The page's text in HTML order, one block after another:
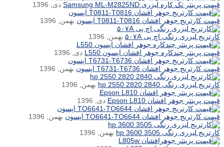
قیمت پرینتر تک کاره لیزری Samsung ML-M2825ND
دی, 1396
قیمت کارتریج جوهر افشان T0811-T0816 اپسون
بهمن, 1396
کارتریج لیزری رنگی اچ پی ۵۰۷A
بهمن, 1396
قیمت پرینتر چندکاره جوهر افشان اپسون L550
دی, 1396
قیمت کارتریج جوهر افشان T6731-T6736 اپسون
بهمن, 1396
کارتریج لیزری رنگی hp 2550 2820 2840
بهمن, 1396
قیمت پرینتر جوهر افشان Epson L810
دی, 1396
قیمت کارتریج جوهر افشان TO6641-TO6644 اپسون
بهمن, 1396
کارتریج لیزری رنگی hp 3600 3505
بهمن, 1396